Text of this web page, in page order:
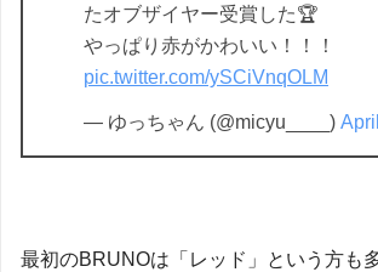
たオブザイヤー受賞した🏆
やっぱり赤がかわいい！！！
pic.twitter.com/ySCiVnqOLM
— ゆっちゃん (@micyu____)
最初のBRUNOは「レッド」という方も